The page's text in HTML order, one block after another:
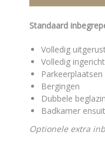
Standaard
Volledig
Volledig
Parkeerplaatsen
Bergingen
Dubbele
Badkamer
Optionele extra